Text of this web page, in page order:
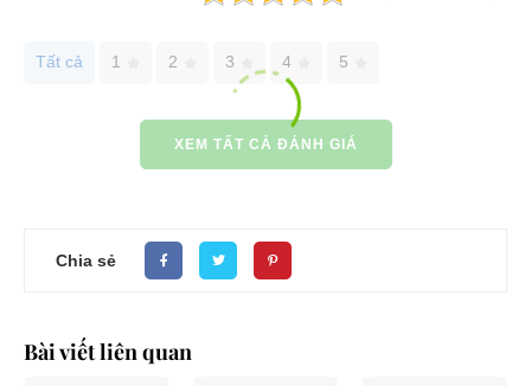
Tất cả 1 2 3 4 5
XEM TẤT CẢ ĐÁNH GIÁ
Chia sẻ
Bài viết liên quan